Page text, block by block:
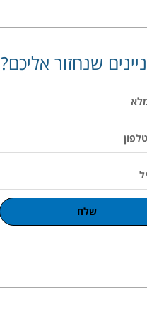
שנחזור אליכם?
שלח